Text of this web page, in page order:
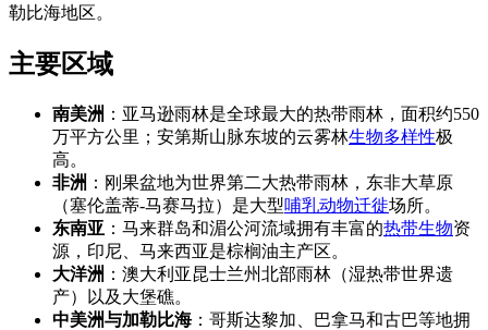
勒比海地区。
主要区域
南美洲 ：亚马逊雨林是全球最大的热带雨林，面积约550
万平方公里；安第斯山脉东坡的云雾林生物多样性极
高。
非洲 ：刚果盆地为世界第二大热带雨林，东非大草原
（塞伦盖蒂-马赛马拉）是大型哺乳动物迁徙场所。
东南亚 ：马来群岛和湄公河流域拥有丰富的热带生物资
源，印尼、马来西亚是棕榈油主产区。
大洋洲 ：澳大利亚昆士兰州北部雨林（湿热带世界遗
产）以及大堡礁。
中美洲与加勒比海：哥斯达黎加、巴拿马和古巴等地拥